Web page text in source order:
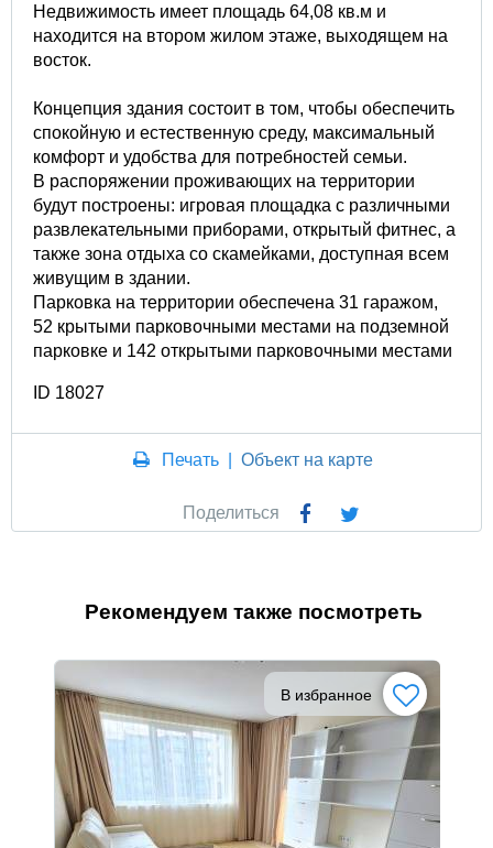
Недвижимость имеет площадь 64,08 кв.м и
находится на втором жилом этаже, выходящем на
восток.
Концепция здания состоит в том, чтобы обеспечить
спокойную и естественную среду, максимальный
комфорт и удобства для потребностей семьи.
В распоряжении проживающих на территории
будут построены: игровая площадка с различными
развлекательными приборами, открытый фитнес, а
также зона отдыха со скамейками, доступная всем
живущим в здании.
Парковка на территории обеспечена 31 гаражом,
52 крытыми парковочными местами на подземной
парковке и 142 открытыми парковочными местами
ID 18027
Печать |Объект на карте
Поделиться
Рекомендуем также посмотреть
В избранное